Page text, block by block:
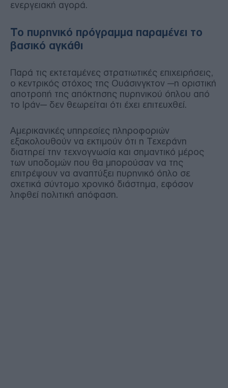
ενεργειακή αγορά.
Το πυρηνικό πρόγραμμα παραμένει το
βασικό αγκάθι
Παρά τις εκτεταμένες στρατιωτικές επιχειρήσεις,
ο κεντρικός στόχος της Ουάσινγκτον —η οριστική
αποτροπή της απόκτησης πυρηνικού όπλου από
το Ιράν— δεν θεωρείται ότι έχει επιτευχθεί.
Αμερικανικές υπηρεσίες πληροφοριών
εξακολουθούν να εκτιμούν ότι η Τεχεράνη
διατηρεί την τεχνογνωσία και σημαντικό μέρος
των υποδομών που θα μπορούσαν να της
επιτρέψουν να αναπτύξει πυρηνικό όπλο σε
σχετικά σύντομο χρονικό διάστημα, εφόσον
ληφθεί πολιτική απόφαση.